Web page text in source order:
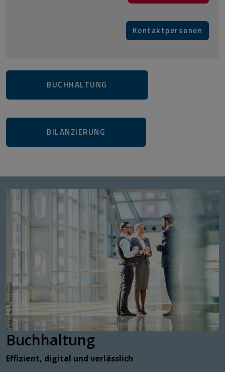
Kontaktpersonen
BUCHHALTUNG​​​​​​​
BILANZIERUNG
Buchhaltung
Effizient, digital und verlässlich